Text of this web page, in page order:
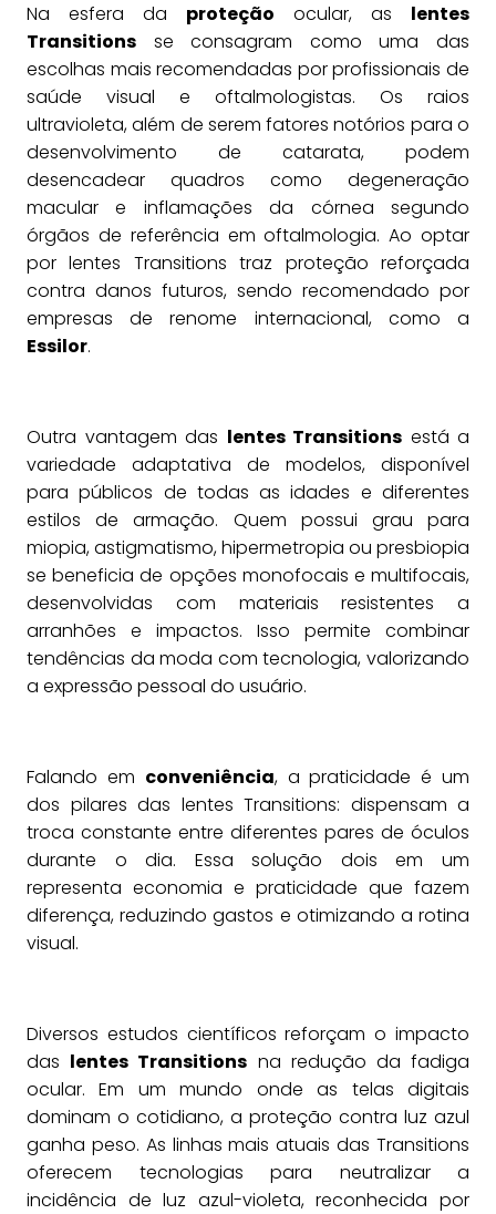
Na esfera da proteção ocular, as lentes
Transitions se consagram como uma das
escolhas mais recomendadas por profissionais de
saúde visual e oftalmologistas. Os raios
ultravioleta, além de serem fatores notórios para o
desenvolvimento de catarata, podem
desencadear quadros como degeneração
macular e inflamações da córnea segundo
órgãos de referência em oftalmologia. Ao optar
por lentes Transitions traz proteção reforçada
contra danos futuros, sendo recomendado por
empresas de renome internacional, como a
Essilor.
Outra vantagem das lentes Transitions está a
variedade adaptativa de modelos, disponível
para públicos de todas as idades e diferentes
estilos de armação. Quem possui grau para
miopia, astigmatismo, hipermetropia ou presbiopia
se beneficia de opções monofocais e multifocais,
desenvolvidas com materiais resistentes a
arranhões e impactos. Isso permite combinar
tendências da moda com tecnologia, valorizando
a expressão pessoal do usuário.
Falando em conveniência, a praticidade é um
dos pilares das lentes Transitions: dispensam a
troca constante entre diferentes pares de óculos
durante o dia. Essa solução dois em um
representa economia e praticidade que fazem
diferença, reduzindo gastos e otimizando a rotina
visual.
Diversos estudos científicos reforçam o impacto
das lentes Transitions na redução da fadiga
ocular. Em um mundo onde as telas digitais
dominam o cotidiano, a proteção contra luz azul
ganha peso. As linhas mais atuais das Transitions
oferecem tecnologias para neutralizar a
incidência de luz azul-violeta, reconhecida por